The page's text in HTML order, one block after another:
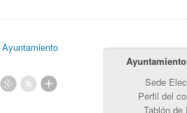
Sede
Perfil del
Tablón de